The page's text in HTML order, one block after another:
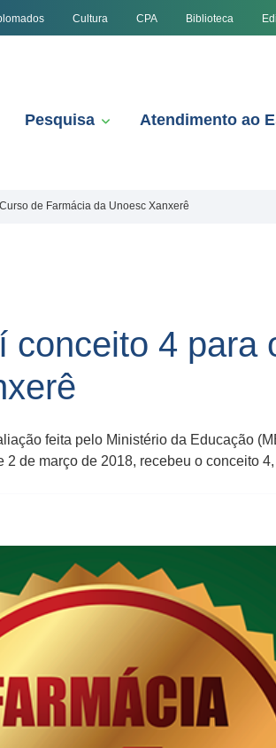
Cultura CPA Biblioteca
Pesquisa Atendimento ao
de Farmácia da Unoesc Xanxerê
4 para
feita pelo Ministério da Educação
de março de 2018, recebeu o conceito